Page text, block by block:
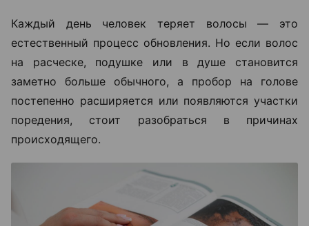
Каждый день человек теряет волосы — это
естественный процесс обновления. Но если волос
на расческе, подушке или в душе становится
заметно больше обычного, а пробор на голове
постепенно расширяется или появляются участки
поредения, стоит разобраться в причинах
происходящего.